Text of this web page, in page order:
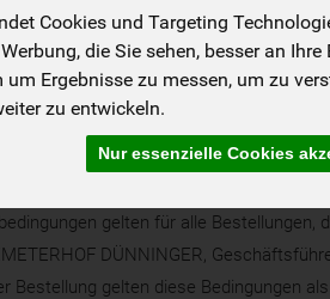
Cookies und Targeting
die Sie sehen, besser an
Ergebnisse zu messen, um zu
zu entwickeln.
Nur essenzielle Cookies
gelten für alle Bestellungen,
DÜNNINGER,
Bestellung gelten diese Bedingungen